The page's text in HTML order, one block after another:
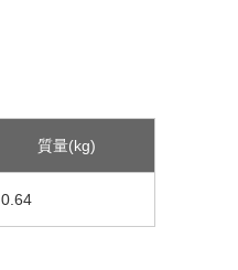
質量(kg)
0.64